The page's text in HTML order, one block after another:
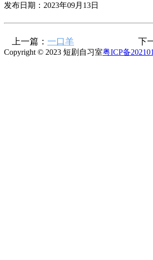
发布日期：2023年09月13日
上一篇： 一口羊 下
Copyright © 2023 短剧自习室粤ICP备